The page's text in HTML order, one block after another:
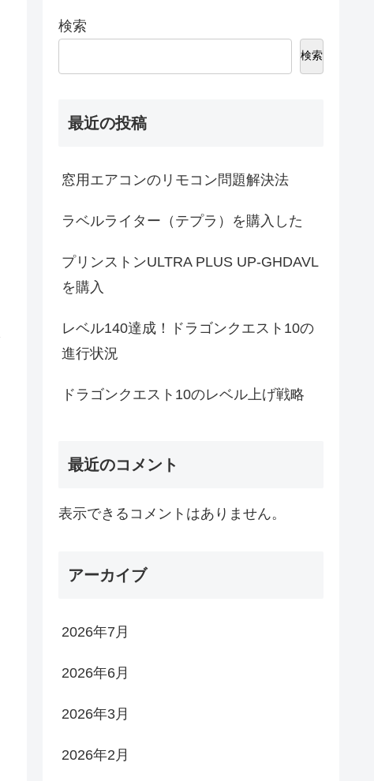
検索
検索
最近の投稿
窓用エアコンのリモコン問題解決法
ラベルライター（テプラ）を購入した
プリンストンULTRA PLUS UP-GHDAVL
を購入
レベル140達成！ドラゴンクエスト10の
進行状況
ドラゴンクエスト10のレベル上げ戦略
最近のコメント
表示できるコメントはありません。
アーカイブ
2026年7月
2026年6月
2026年3月
2026年2月